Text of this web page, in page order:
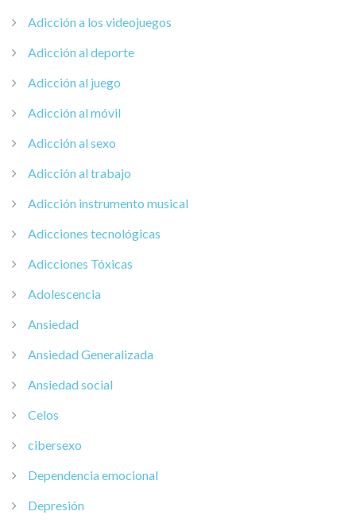
Adicción a los videojuegos
Adicción al deporte
Adicción al juego
Adicción al móvil
Adicción al sexo
Adicción al trabajo
Adicción instrumento musical
Adicciones tecnológicas
Adicciones Tóxicas
Adolescencia
Ansiedad
Ansiedad Generalizada
Ansiedad social
Celos
cibersexo
Dependencia emocional
Depresión